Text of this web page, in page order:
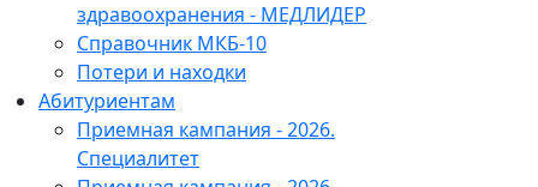
здравоохранения - МЕДЛИДЕР
Справочник МКБ-10
Потери и находки
Абитуриентам
Приемная кампания - 2026.
Специалитет